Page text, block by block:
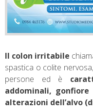
Il colon irritabile
spastica o colite
persone ed è
addominali,
alterazioni dell’alvo